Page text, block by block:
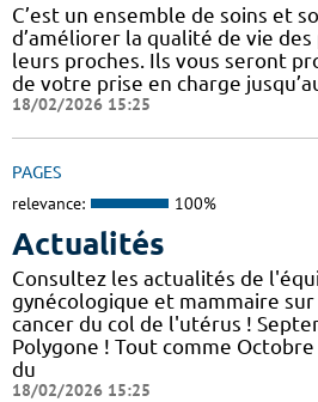
C’est un ensemble de soins et
d’améliorer la qualité de vie
leurs proches. Ils vous seront
de votre prise en charge
18/02/2026 15:25
PAGES
relevance: 100%
Actualités
Consultez les actualités de
gynécologique et mammaire
cancer du col de l'utérus !
Polygone ! Tout comme
du
18/02/2026 15:25